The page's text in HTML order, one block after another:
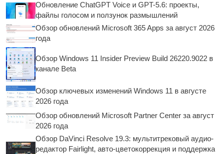
Обновление ChatGPT Voice и GPT-5.6: проекты,
файлы голосом и ползунок размышлений
Обзор обновлений Microsoft 365 Apps за август 2026
года
Обзор Windows 11 Insider Preview Build 26220.9022 в
канале Beta
Обзор ключевых изменений Windows 11 в августе
2026 года
Обзор обновлений Microsoft Partner Center за август
2026 года
Обзор DaVinci Resolve 19.3: мультитрековый аудио-
редактор Fairlight, авто-цветокоррекция и поддержка